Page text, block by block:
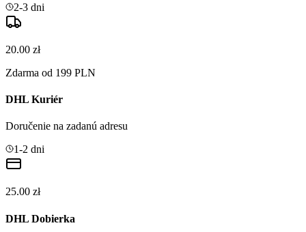
2-3 dni
20.00 zł
Zdarma od 199 PLN
DHL Kuriér
Doručenie na zadanú adresu
1-2 dni
25.00 zł
DHL Dobierka